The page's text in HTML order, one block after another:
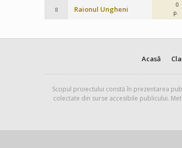
8 Raionul Ungheni
0
p.
Acasă
Scopul proiectului constă în prezentarea
colectate din surse accesibile publicului.